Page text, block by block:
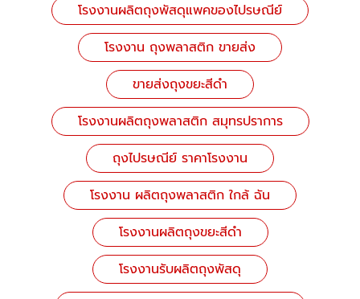
โรงงานผลิตถุงพัสดุแพคของไปรษณีย์
โรงงาน ถุงพลาสติก ขายส่ง
ขายส่งถุงขยะสีดำ
โรงงานผลิตถุงพลาสติก สมุทรปราการ
ถุงไปรษณีย์ ราคาโรงงาน
โรงงาน ผลิตถุงพลาสติก ใกล้ ฉัน
โรงงานผลิตถุงขยะสีดำ
โรงงานรับผลิตถุงพัสดุ